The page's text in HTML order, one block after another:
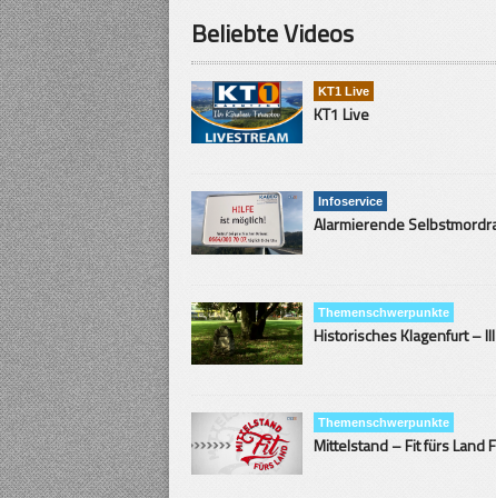
Beliebte Videos
KT1 Live
KT1 Live
Infoservice
Themenschwerpunkte
Historisches Klagenfurt – III
Themenschwerpunkte